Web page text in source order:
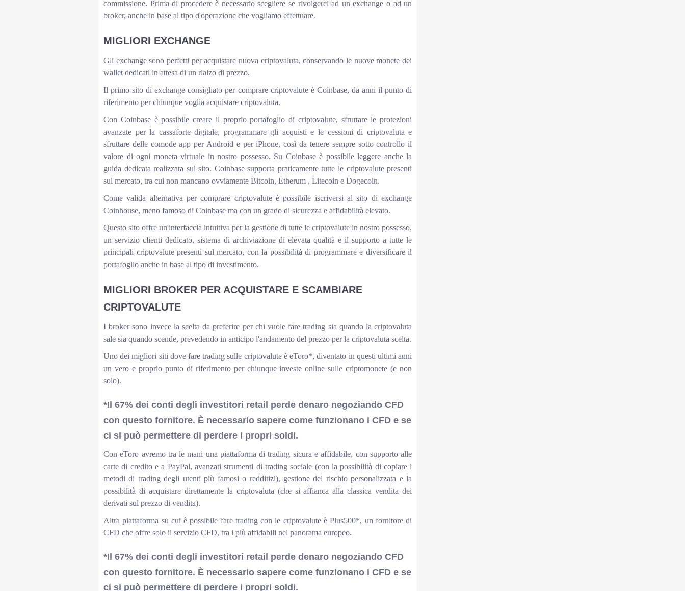
commissione. Prima di procedere è necessario scegliere se rivolgerci ad un exchange o ad un
broker, anche in base al tipo d'operazione che vogliamo effettuare.
MIGLIORI EXCHANGE
Gli exchange sono perfetti per acquistare nuova criptovaluta, conservando le nuove monete dei
wallet dedicati in attesa di un rialzo di prezzo.
Il primo sito di exchange consigliato per comprare criptovalute è Coinbase, da anni il punto di
riferimento per chiunque voglia acquistare criptovaluta.
Con Coinbase è possibile creare il proprio portafoglio di criptovalute, sfruttare le protezioni
avanzate per la cassaforte digitale, programmare gli acquisti e le cessioni di criptovaluta e
sfruttare delle comode app per Android e per iPhone, così da tenere sempre sotto controllo il
valore di ogni moneta virtuale in nostro possesso. Su Coinbase è possibile leggere anche la
guida dedicata realizzata sul sito. Coinbase supporta praticamente tutte le criptovalute presenti
sul mercato, tra cui non mancano ovviamente Bitcoin, Etherum , Litecoin e Dogecoin.
Come valida alternativa per comprare criptovalute è possibile iscriversi al sito di exchange
Coinhouse, meno famoso di Coinbase ma con un grado di sicurezza e affidabilità elevato.
Questo sito offre un'interfaccia intuitiva per la gestione di tutte le criptovalute in nostro possesso,
un servizio clienti dedicato, sistema di archiviazione di elevata qualità e il supporto a tutte le
principali criptovalute presenti sul mercato, con la possibilità di programmare e diversificare il
portafoglio anche in base al tipo di investimento.
MIGLIORI BROKER PER ACQUISTARE E SCAMBIARE
CRIPTOVALUTE
I broker sono invece la scelta da preferire per chi vuole fare trading sia quando la criptovaluta
sale sia quando scende, prevedendo in anticipo l'andamento del prezzo per la criptovaluta scelta.
Uno dei migliori siti dove fare trading sulle criptovalute è eToro*, diventato in questi ultimi anni
un vero e proprio punto di riferimento per chiunque investe online sulle criptomonete (e non
solo).
*Il 67% dei conti degli investitori retail perde denaro negoziando CFD
con questo fornitore. È necessario sapere come funzionano i CFD e se
ci si può permettere di perdere i propri soldi.
Con eToro avremo tra le mani una piattaforma di trading sicura e affidabile, con supporto alle
carte di credito e a PayPal, avanzati strumenti di trading sociale (con la possibilità di copiare i
metodi di trading degli utenti più famosi o redditizi), gestione del rischio personalizzata e la
possibilità di acquistare direttamente la criptovaluta (che si affianca alla classica vendita dei
derivati sul prezzo di vendita).
Altra piattaforma su cui è possibile fare trading con le criptovalute è Plus500*, un fornitore di
CFD che offre solo il servizio CFD, tra i più affidabili nel panorama europeo.
*Il 67% dei conti degli investitori retail perde denaro negoziando CFD
con questo fornitore. È necessario sapere come funzionano i CFD e se
ci si può permettere di perdere i propri soldi.